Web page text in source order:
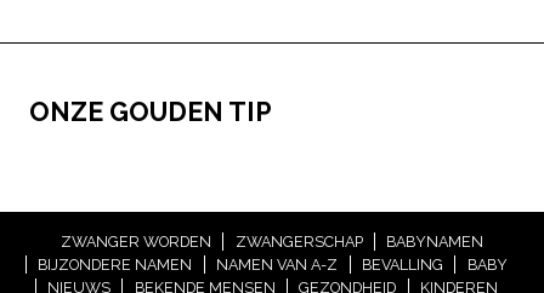
ONZE GOUDEN TIP
ZWANGER WORDEN ZWANGERSCHAP
BABYNAMEN
BIJZONDERE NAMEN
NAMEN VAN A-Z BEVALLING
BABY
NIEUWS
BEKENDE MENSEN GEZONDHEID
KINDEREN